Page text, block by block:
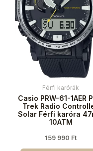
Férfi karórák
Casio PRW-61-1AER
Trek Radio
Solar Férfi karóra
10ATM
159 990 Ft